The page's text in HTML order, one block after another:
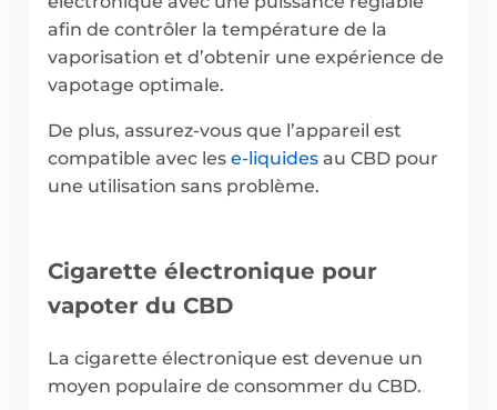
afin de contrôler la température de la
vaporisation et d’obtenir une expérience de
vapotage optimale.
De plus, assurez-vous que l’appareil est
compatible avec les e-liquides au CBD pour
une utilisation sans problème.
Cigarette électronique pour
vapoter du CBD
La cigarette électronique est devenue un
moyen populaire de consommer du CBD.